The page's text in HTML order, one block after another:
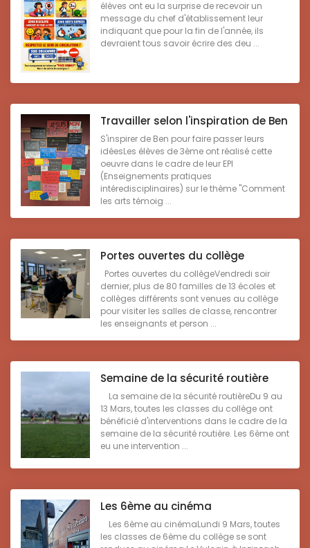
élèves ont eu la surprise de recevoir un
message du chef d'établissement leur
indiquant que pour la fin de l'année, ils
devraient tous savoir écrire des deu ...
Travailler selon l'inspiration de Ben
S'inspirer de Ben pour faire passer leurs
idéesLes élèves de 3ème ont réalisé cette
oeuvre dans le cadre de leur EPI
(Enseignements pratiques
intéredisciplinaires) sur le thème "Comment
les arts témoig ...
Portes ouvertes du collège
Portes ouvertes du collègeVendredi soir
dernier, plus de 80 familles de 13 écoles et
collèges différents sont venues au collège
pour visiter les salles de classe, rencontrer
les enseignants et person ...
Semaine de la sécurité routière
La semaine de la sécurité routièreDu 9 au
13 Mars, toutes les classes du collège ont
bénéficié d'interventions dans le cadre de la
semaine de la sécurité routière. Les 6ème ont
eu une intervention ...
Les 6ème au cinéma
Les 6ème au cinémaLundi 9 Mars, toutes
les classes de 6ème du collège se sont